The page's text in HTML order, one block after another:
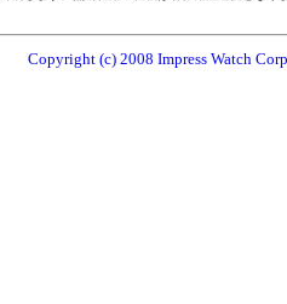
Copyright (c) 2008 Impress Watch